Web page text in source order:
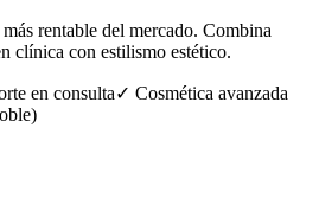
rentable del mercado. Combina
clínica con estilismo estético.
en consulta✓ Cosmética avanzada